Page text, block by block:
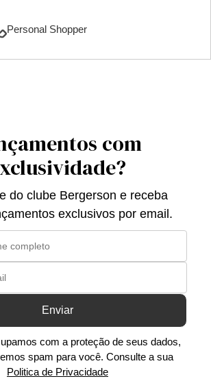
Personal Shopper
com
do clube Bergerson e receba
exclusivos por email.
Enviar
com a proteção de seus dados,
spam para você. Consulte a sua
Politica de Privacidade